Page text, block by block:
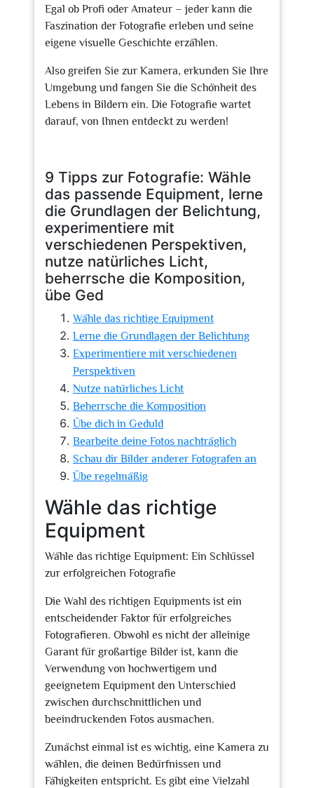
Egal ob Profi oder Amateur – jeder kann die
Faszination der Fotografie erleben und seine
eigene visuelle Geschichte erzählen.
Also greifen Sie zur Kamera, erkunden Sie Ihre
Umgebung und fangen Sie die Schönheit des
Lebens in Bildern ein. Die Fotografie wartet
darauf, von Ihnen entdeckt zu werden!
9 Tipps zur Fotografie: Wähle
das passende Equipment, lerne
die Grundlagen der Belichtung,
experimentiere mit
verschiedenen Perspektiven,
nutze natürliches Licht,
beherrsche die Komposition,
übe Ged
Wähle das richtige Equipment
Lerne die Grundlagen der Belichtung
Experimentiere mit verschiedenen
Perspektiven
Nutze natürliches Licht
Beherrsche die Komposition
Übe dich in Geduld
Bearbeite deine Fotos nachträglich
Schau dir Bilder anderer Fotografen an
Übe regelmäßig
Wähle das richtige
Equipment
Wähle das richtige Equipment: Ein Schlüssel
zur erfolgreichen Fotografie
Die Wahl des richtigen Equipments ist ein
entscheidender Faktor für erfolgreiches
Fotografieren. Obwohl es nicht der alleinige
Garant für großartige Bilder ist, kann die
Verwendung von hochwertigem und
geeignetem Equipment den Unterschied
zwischen durchschnittlichen und
beeindruckenden Fotos ausmachen.
Zunächst einmal ist es wichtig, eine Kamera zu
wählen, die deinen Bedürfnissen und
Fähigkeiten entspricht. Es gibt eine Vielzahl